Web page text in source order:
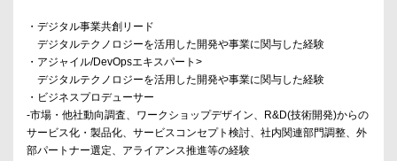
・デジタル事業共創リード
デジタルテクノロジーを活用した開発や事業に関与した経験
・アジャイル/DevOpsエキスパート>
デジタルテクノロジーを活用した開発や事業に関与した経験
・ビジネスプロデューサー
-市場・他社動向調査、ワークショップデザイン、R&D(技術開発)からの
サービス化・製品化、サービスコンセプト検討、社内関連部門調整、外
部パートナー選定、アライアンス推進等の経験